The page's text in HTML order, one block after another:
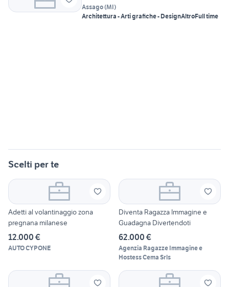
Assago(MI)
Architettura - Arti grafiche - DesignAltroFull time
Scelti per te
Adetti al volantinaggio zona
pregnana milanese
12.000 €
AUTO CYPONE
Diventa Ragazza Immagine e
Guadagna Divertendoti
62.000 €
Agenzia Ragazze Immagine e
Hostess Cema Srls